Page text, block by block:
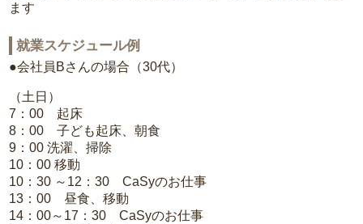
ます
就業スケジュール例
●会社員Bさんの場合（30代）
（土日）
7：00 起床
8：00 子ども起床、朝食
9：00 洗濯、掃除
10：00 移動
10：30 ～12：30 CaSyのお仕事
13：00 昼食、移動
14：00～17：30 CaSyのお仕事